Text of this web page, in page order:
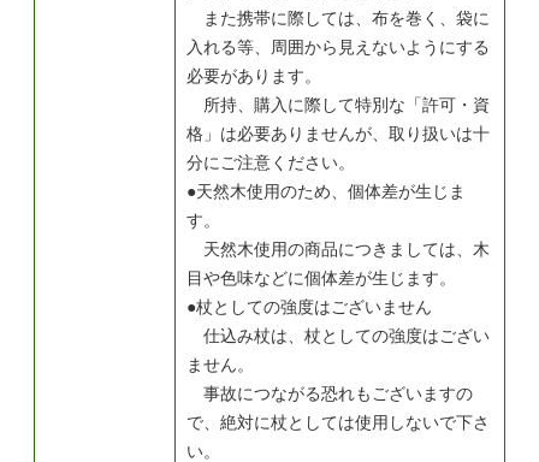
また携帯に際しては、布を巻く、袋に
入れる等、周囲から見えないようにする
必要があります。
所持、購入に際して特別な「許可・資
格」は必要ありませんが、取り扱いは十
分にご注意ください。
●天然木使用のため、個体差が生じま
す。
天然木使用の商品につきましては、木
目や色味などに個体差が生じます。
●杖としての強度はございません
仕込み杖は、杖としての強度はござい
ません。
事故につながる恐れもございますの
で、絶対に杖としては使用しないで下さ
い。